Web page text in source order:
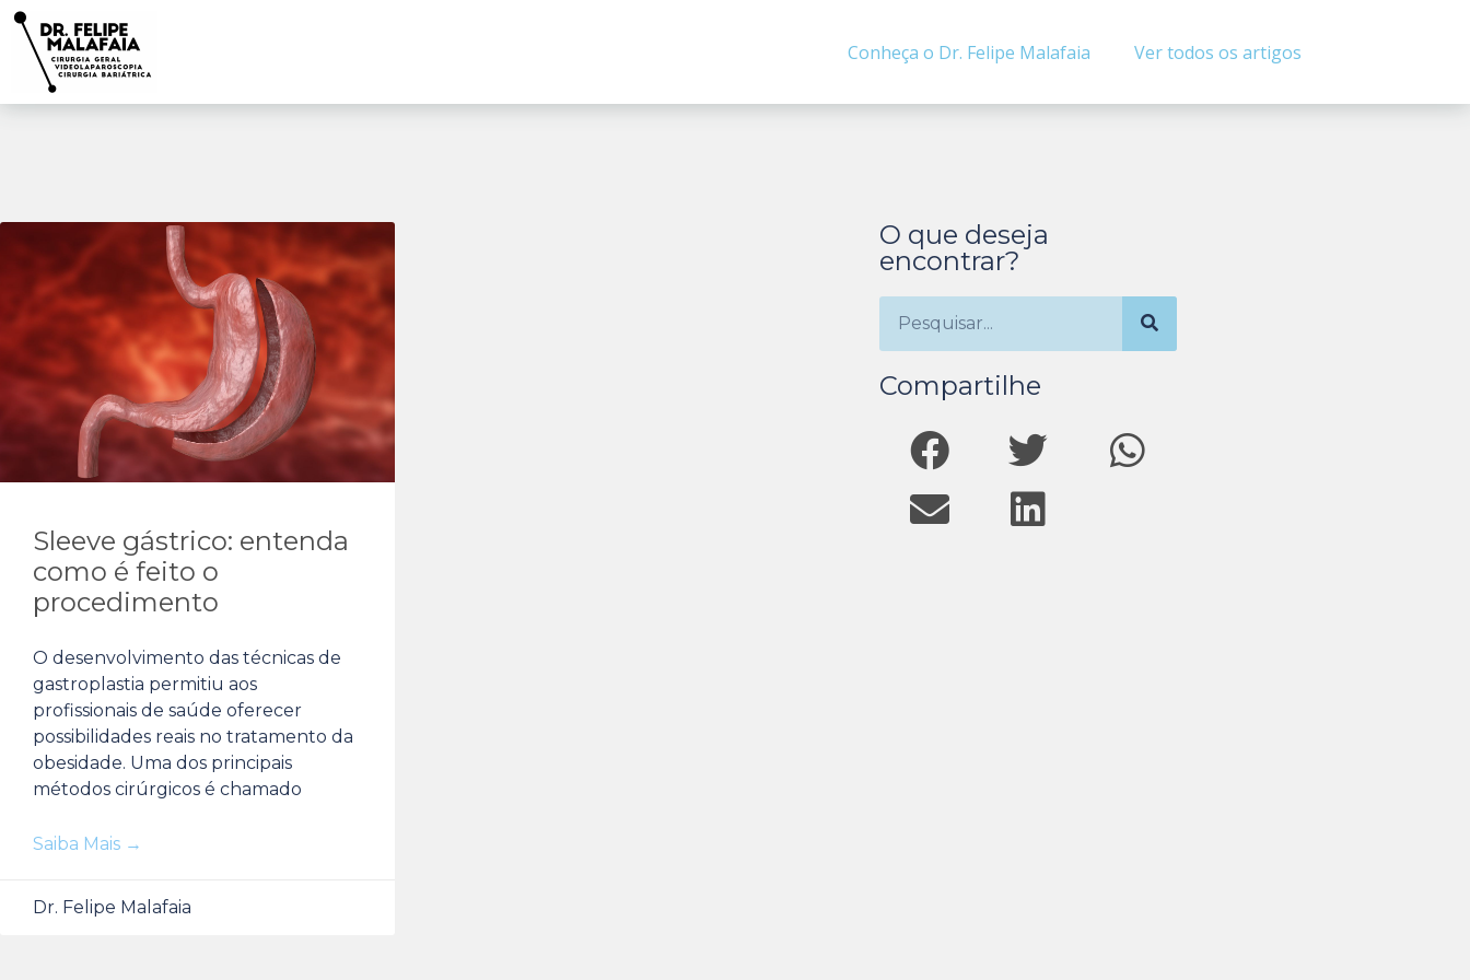
Conheça o Dr. Felipe Malafaia Ver todos os artigos
Sleeve gástrico: entenda
como é feito o
procedimento
O desenvolvimento das técnicas de
gastroplastia permitiu aos
profissionais de saúde oferecer
possibilidades reais no tratamento da
obesidade. Uma dos principais
métodos cirúrgicos é chamado
Saiba Mais →
Dr. Felipe Malafaia
O que deseja
encontrar?
Compartilhe